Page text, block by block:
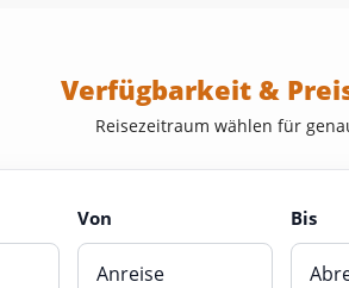
Verfügbarkeit &
Reisezeitraum wählen für
Von Bis